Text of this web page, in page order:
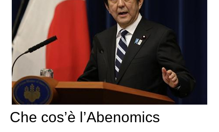
Che cos’è l’Abenomics